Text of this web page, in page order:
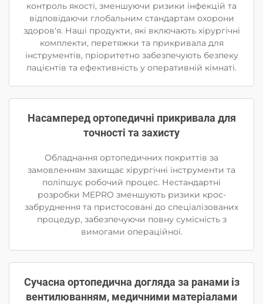
контроль якості, зменшуючи ризики інфекцій та
відповідаючи глобальним стандартам охорони
здоров'я. Наші продукти, які включають хірургічні
комплекти, перетяжки та прикривала для
інструментів, пріоритетно забезпечують безпеку
пацієнтів та ефективність у оперативній кімнаті.
Насамперед ортопедичні прикривала для
точності та захисту
Обладнання ортопедичних покриттів за
замовленням захищає хірургічні інструменти та
поліпшує робочий процес. Нестандартні
розробки MEPRO зменшують ризики крос-
забруднення та пристосовані до спеціалізованих
процедур, забезпечуючи повну сумісність з
вимогами операційної.
Сучасна ортопедична догляда за ранами із
вентилюванням, медичними матеріалами